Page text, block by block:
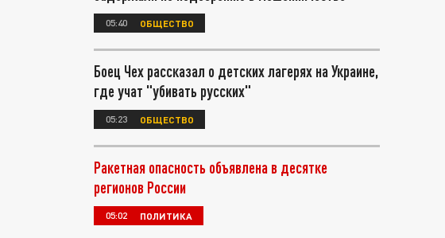
05:40 ОБЩЕСТВО
Боец Чех рассказал о детских лагерях на Украине,
где учат "убивать русских"
05:23 ОБЩЕСТВО
Ракетная опасность объявлена в десятке
регионов России
05:02 ПОЛИТИКА